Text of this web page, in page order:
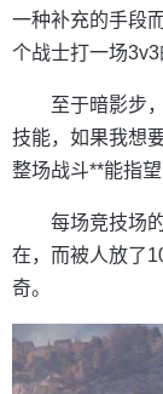
一种补充的手段
个战士打一场3v3
至于暗影步
技能，如果我想
整场战斗**能指
每场竞技场
在，而被人放了
奇。